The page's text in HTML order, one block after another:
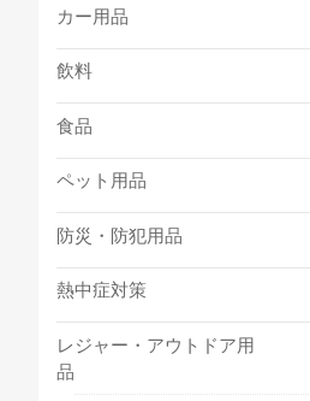
カー用品
飲料
食品
ペット用品
防災・防犯用品
熱中症対策
レジャー・アウトドア用
品